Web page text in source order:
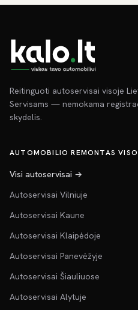
Reitinguoti autoservisai visoje
Servisams — nemokama
skydelis.
AUTOMOBILIO REMONTAS
Visi autoservisai →
Autoservisai Vilniuje
Autoservisai Kaune
Autoservisai Klaipėdoje
Autoservisai Panevėžyje
Autoservisai Šiauliuose
Autoservisai Alytuje